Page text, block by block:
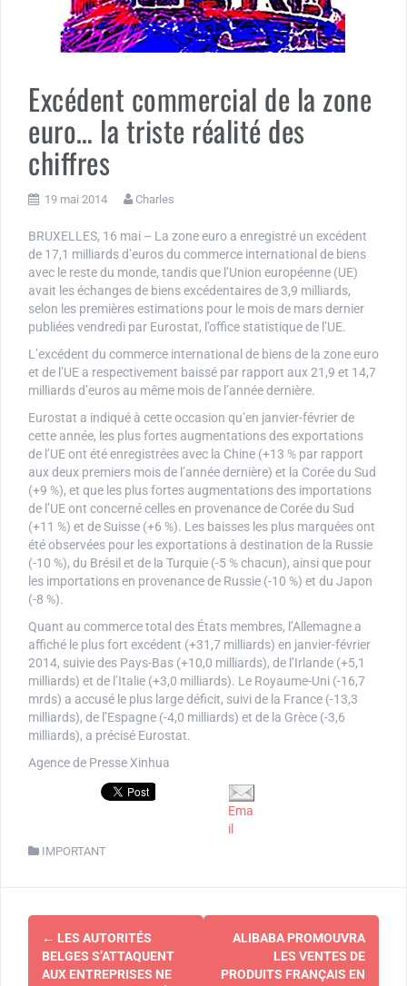
Excédent commercial de la zone
euro… la triste réalité des
chiffres
19 mai 2014 Charles
BRUXELLES, 16 mai – La zone euro a enregistré un excédent
de 17,1 milliards d’euros du commerce international de biens
avec le reste du monde, tandis que l’Union européenne (UE)
avait les échanges de biens excédentaires de 3,9 milliards,
selon les premières estimations pour le mois de mars dernier
publiées vendredi par Eurostat, l’office statistique de l’UE.
L’excédent du commerce international de biens de la zone euro
et de l’UE a respectivement baissé par rapport aux 21,9 et 14,7
milliards d’euros au même mois de l’année dernière.
Eurostat a indiqué à cette occasion qu’en janvier-février de
cette année, les plus fortes augmentations des exportations
de l’UE ont été enregistrées avec la Chine (+13 % par rapport
aux deux premiers mois de l’année dernière) et la Corée du Sud
(+9 %), et que les plus fortes augmentations des importations
de l’UE ont concerné celles en provenance de Corée du Sud
(+11 %) et de Suisse (+6 %). Les baisses les plus marquées ont
été observées pour les exportations à destination de la Russie
(-10 %), du Brésil et de la Turquie (-5 % chacun), ainsi que pour
les importations en provenance de Russie (-10 %) et du Japon
(-8 %).
Quant au commerce total des États membres, l’Allemagne a
affiché le plus fort excédent (+31,7 milliards) en janvier-février
2014, suivie des Pays-Bas (+10,0 milliards), de l’Irlande (+5,1
milliards) et de l’Italie (+3,0 milliards). Le Royaume-Uni (-16,7
mrds) a accusé le plus large déficit, suivi de la France (-13,3
milliards), de l’Espagne (-4,0 milliards) et de la Grèce (-3,6
milliards), a précisé Eurostat.
Agence de Presse Xinhua
Ema
il
IMPORTANT
Navigation
d'article
← LES AUTORITÉS
BELGES S’ATTAQUENT
AUX ENTREPRISES NE
ALIBABA PROMOUVRA
LES VENTES DE
PRODUITS FRANÇAIS EN